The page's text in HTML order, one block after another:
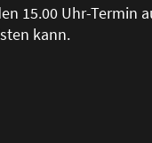
15.00 Uhr-
kann.